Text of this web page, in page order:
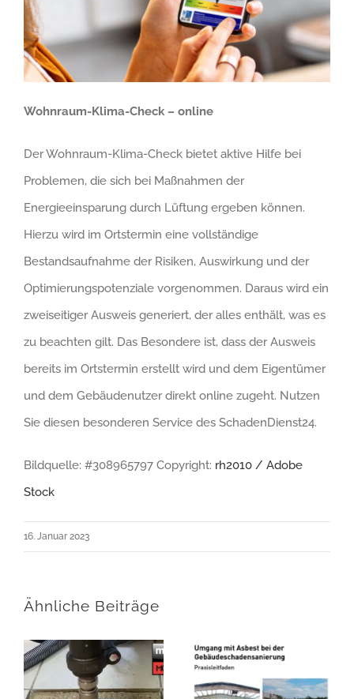
Wohnraum-Klima-Check – online
Der Wohnraum-Klima-Check bietet aktive Hilfe bei
Problemen, die sich bei Maßnahmen der
Energieeinsparung durch Lüftung ergeben können.
Hierzu wird im Ortstermin eine vollständige
Bestandsaufnahme der Risiken, Auswirkung und der
Optimierungspotenziale vorgenommen. Daraus wird ein
zweiseitiger Ausweis generiert, der alles enthält, was es
zu beachten gilt. Das Besondere ist, dass der Ausweis
bereits im Ortstermin erstellt wird und dem Eigentümer
und dem Gebäudenutzer direkt online zugeht. Nutzen
Sie diesen besonderen Service des SchadenDienst24.
Bildquelle: #308965797 Copyright: rh2010 / Adobe
Stock
16. Januar 2023
Ähnliche Beiträge